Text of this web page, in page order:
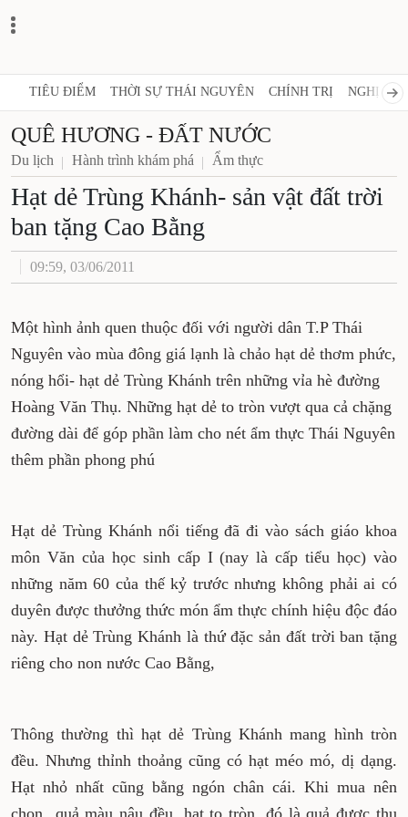
TIÊU ĐIỂM THỜI SỰ THÁI NGUYÊN CHÍNH TRỊ NGHỊ
QUÊ HƯƠNG - ĐẤT NƯỚC
Du lịch Hành trình khám phá Ẩm thực
Hạt dẻ Trùng Khánh- sản vật đất trời
ban tặng Cao Bằng
09:59, 03/06/2011
Một hình ảnh quen thuộc đối với người dân T.P Thái
Nguyên vào mùa đông giá lạnh là chảo hạt dẻ thơm phức,
nóng hổi- hạt dẻ Trùng Khánh trên những vỉa hè đường
Hoàng Văn Thụ. Những hạt dẻ to tròn vượt qua cả chặng
đường dài để góp phần làm cho nét ẩm thực Thái Nguyên
thêm phần phong phú
Hạt dẻ Trùng Khánh nổi tiếng đã đi vào sách giáo khoa
môn Văn của học sinh cấp I (nay là cấp tiểu học) vào
những năm 60 của thế kỷ trước nhưng không phải ai có
duyên được thưởng thức món ẩm thực chính hiệu độc đáo
này. Hạt dẻ Trùng Khánh là thứ đặc sản đất trời ban tặng
riêng cho non nước Cao Bằng,
Thông thường thì hạt dẻ Trùng Khánh mang hình tròn
đều. Nhưng thỉnh thoảng cũng có hạt méo mó, dị dạng.
Hạt nhỏ nhất cũng bằng ngón chân cái. Khi mua nên
chọn
quả màu nâu đều, hạt to tròn, đó là quả được thu